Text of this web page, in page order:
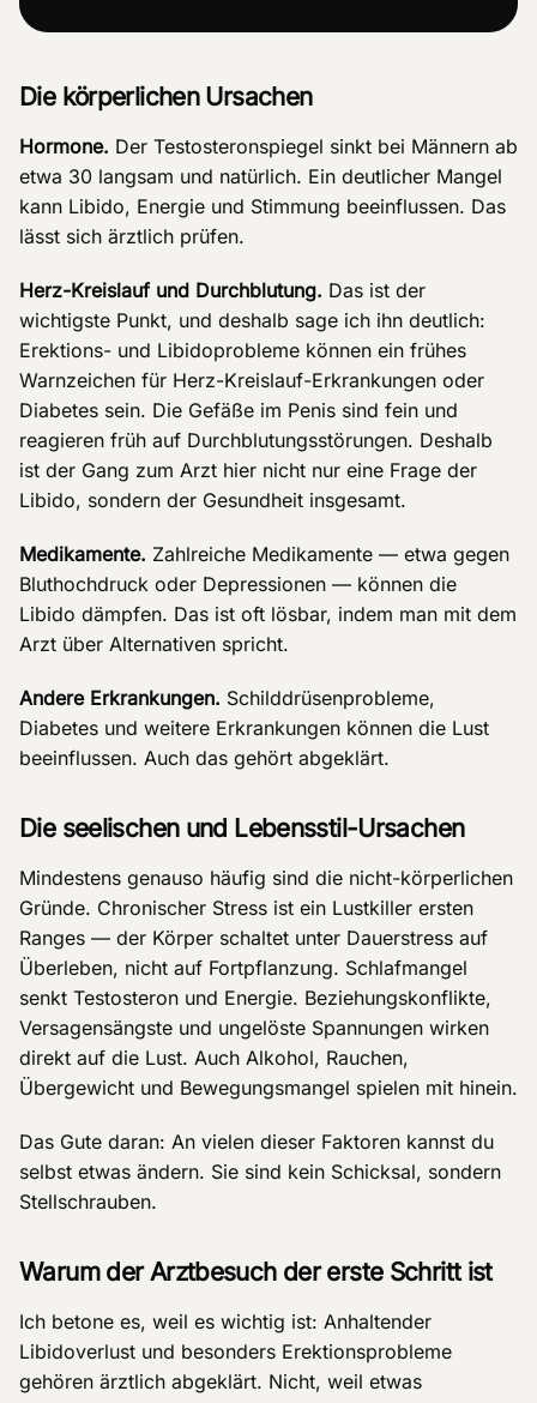
Die körperlichen Ursachen
Hormone. Der Testosteronspiegel sinkt bei Männern ab
etwa 30 langsam und natürlich. Ein deutlicher Mangel
kann Libido, Energie und Stimmung beeinflussen. Das
lässt sich ärztlich prüfen.
Herz-Kreislauf und Durchblutung. Das ist der
wichtigste Punkt, und deshalb sage ich ihn deutlich:
Erektions- und Libidoprobleme können ein frühes
Warnzeichen für Herz-Kreislauf-Erkrankungen oder
Diabetes sein. Die Gefäße im Penis sind fein und
reagieren früh auf Durchblutungsstörungen. Deshalb
ist der Gang zum Arzt hier nicht nur eine Frage der
Libido, sondern der Gesundheit insgesamt.
Medikamente. Zahlreiche Medikamente — etwa gegen
Bluthochdruck oder Depressionen — können die
Libido dämpfen. Das ist oft lösbar, indem man mit dem
Arzt über Alternativen spricht.
Andere Erkrankungen. Schilddrüsenprobleme,
Diabetes und weitere Erkrankungen können die Lust
beeinflussen. Auch das gehört abgeklärt.
Die seelischen und Lebensstil-Ursachen
Mindestens genauso häufig sind die nicht-körperlichen
Gründe. Chronischer Stress ist ein Lustkiller ersten
Ranges — der Körper schaltet unter Dauerstress auf
Überleben, nicht auf Fortpflanzung. Schlafmangel
senkt Testosteron und Energie. Beziehungskonflikte,
Versagensängste und ungelöste Spannungen wirken
direkt auf die Lust. Auch Alkohol, Rauchen,
Übergewicht und Bewegungsmangel spielen mit hinein.
Das Gute daran: An vielen dieser Faktoren kannst du
selbst etwas ändern. Sie sind kein Schicksal, sondern
Stellschrauben.
Warum der Arztbesuch der erste Schritt ist
Ich betone es, weil es wichtig ist: Anhaltender
Libidoverlust und besonders Erektionsprobleme
gehören ärztlich abgeklärt. Nicht, weil etwas